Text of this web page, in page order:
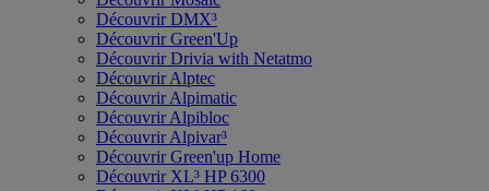
Découvrir DMX³
Découvrir Green'Up
Découvrir Drivia with Netatmo
Découvrir Alptec
Découvrir Alpimatic
Découvrir Alpibloc
Découvrir Alpivar³
Découvrir Green'up Home
Découvrir XL³ HP 6300